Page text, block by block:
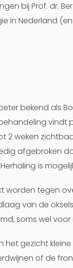
bij Prof. dr.
in Nederland
bekend als
vindt
2 weken
afgebroken
is
worden tegen
van de
soms wel
het gezicht
of de